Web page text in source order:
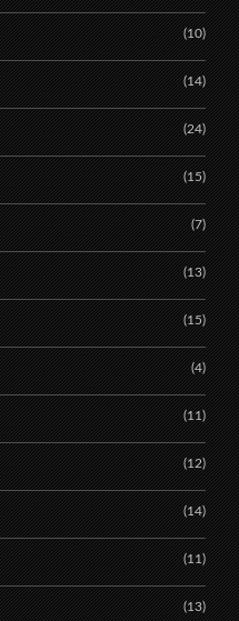
(10)
(14)
(24)
(15)
(7)
(13)
(15)
(4)
(11)
(12)
(14)
(11)
(13)